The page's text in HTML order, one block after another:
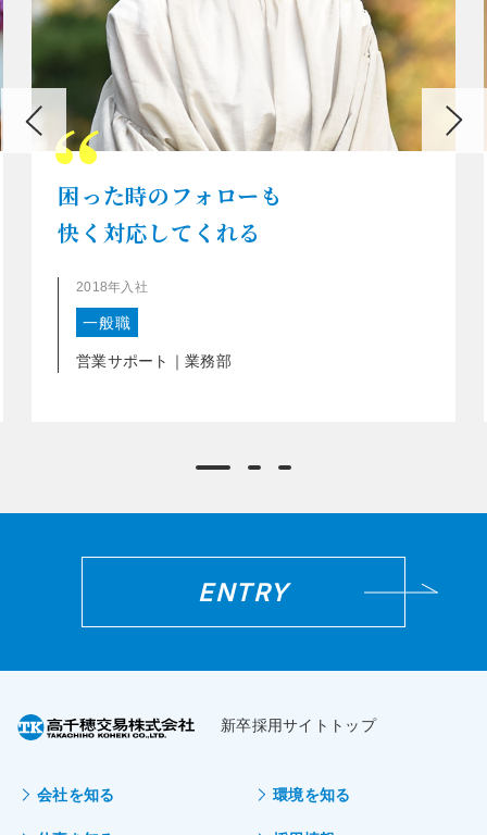
困った時のフォローも
快く対応してくれる
2018年入社
一般職
営業サポート｜業務部
ENTRY
新卒採用サイトトップ
会社を知る 環境を知る